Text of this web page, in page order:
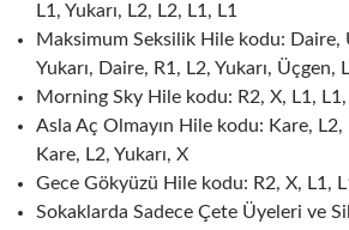
L1, Yukarı, L2, L2, L1, L1
Maksimum Seksilik Hile kodu: Daire,
Yukarı, Daire, R1, L2, Yukarı, Üçgen,
Morning Sky Hile kodu: R2, X, L1,
Asla Aç Olmayın Hile kodu: Kare, L2,
Kare, L2, Yukarı, X
Gece Gökyüzü Hile kodu: R2, X, L1,
Sokaklarda Sadece Çete Üyeleri ve